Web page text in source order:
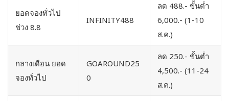
ยอดจองทั่วไป
ช่วง 8.8
INFINITY488
ลด 488.- ขั้นต่ำ
6,000.- (1-10
ส.ค.)
กลางเดือน ยอด
จองทั่วไป
GOAROUND25
0
ลด 250.- ขั้นต่ำ
4,500.- (11-24
ส.ค.)